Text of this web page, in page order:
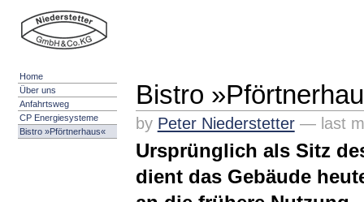
content.
navigation
Grundstücksverwaltung
GmbH & Co.
KG
Bistro
by Peter Niederstetter— last
Ursprünglich als Sitz
dient das Gebäude
Home
Über uns
Anfahrtsweg
CP Energiesysteme
Bistro »Pförtnerhaus«